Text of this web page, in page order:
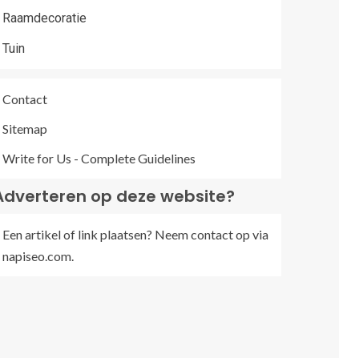
Raamdecoratie
Tuin
Contact
Sitemap
Write for Us - Complete Guidelines
op deze website?
Een artikel of link plaatsen? Neem contact op via
napiseo.com.